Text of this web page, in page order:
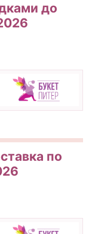
до
по